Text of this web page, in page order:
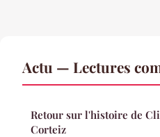
Actu — Lectures
Retour sur l'histoire de
Corteiz